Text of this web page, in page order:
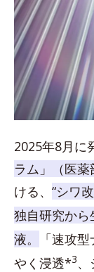
2025年8月に
ラム」（医
ける、 “シワ
独自研究か
液。
「速攻
やく浸透*3